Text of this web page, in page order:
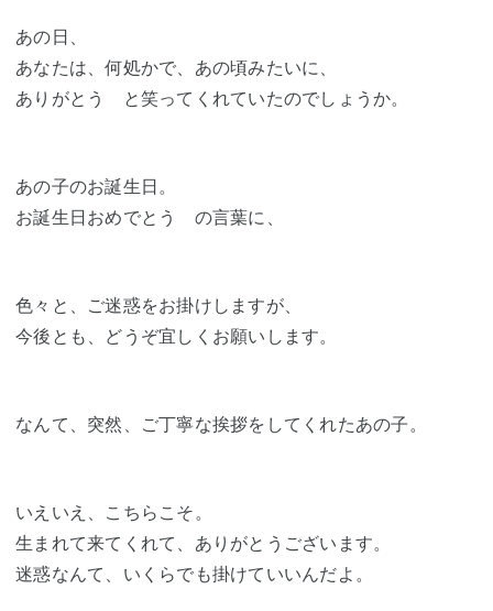
あの日、
あなたは、何処かで、あの頃みたいに、
ありがとう と笑ってくれていたのでしょうか。
あの子のお誕生日。
お誕生日おめでとう の言葉に、
色々と、ご迷惑をお掛けしますが、
今後とも、どうぞ宜しくお願いします。
なんて、突然、ご丁寧な挨拶をしてくれたあの子。
いえいえ、こちらこそ。
生まれて来てくれて、ありがとうございます。
迷惑なんて、いくらでも掛けていいんだよ。